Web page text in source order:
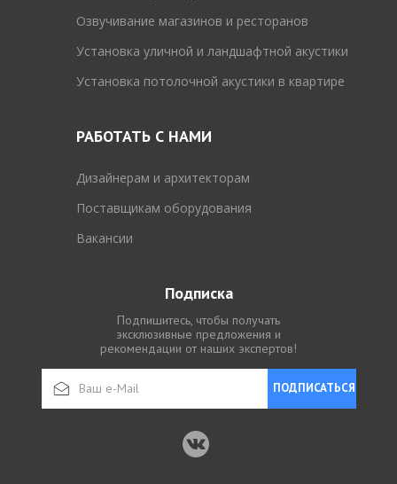
Озвучивание магазинов и ресторанов
Установка уличной и ландшафтной акустики
Установка потолочной акустики в квартире
РАБОТАТЬ С НАМИ
Дизайнерам и архитекторам
Поставщикам оборудования
Вакансии
Подписка
Подпишитесь, чтобы получать
эксклюзивные предложения и
рекомендации от наших экспертов!
ПОДПИСАТЬСЯ